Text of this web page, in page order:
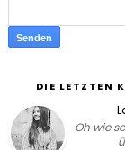
DIE LETZTEN
Oh wie